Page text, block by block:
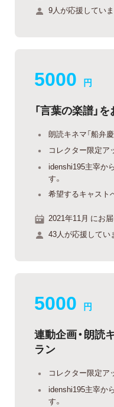
9人が応援していま
5000 円
「言葉の楽譜」
朗読キネマ「船弁
コレクター限定ア
idenshi195主宰か
す。
希望するキャスト
2021年11月 にお届
43人が応援してい
5000 円
連動企画・朗読
ラン
コレクター限定ア
idenshi195主宰か
す。